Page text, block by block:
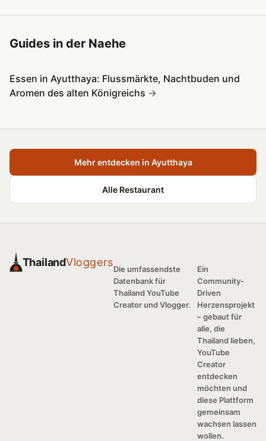
Guides in der Naehe
Essen in Ayutthaya: Flussmärkte, Nachtbuden und
Aromen des alten Königreichs
Mehr entdecken in Ayutthaya
Alle Restaurant
ThailandVloggers
Die umfassendste
Datenbank für
Thailand YouTube
Creator und Vlogger.
Ein
Community-
Driven
Herzensprojekt
– gebaut für
alle, die
Thailand lieben,
YouTube
Creator
entdecken
möchten und
diese Plattform
gemeinsam
wachsen lassen
wollen.